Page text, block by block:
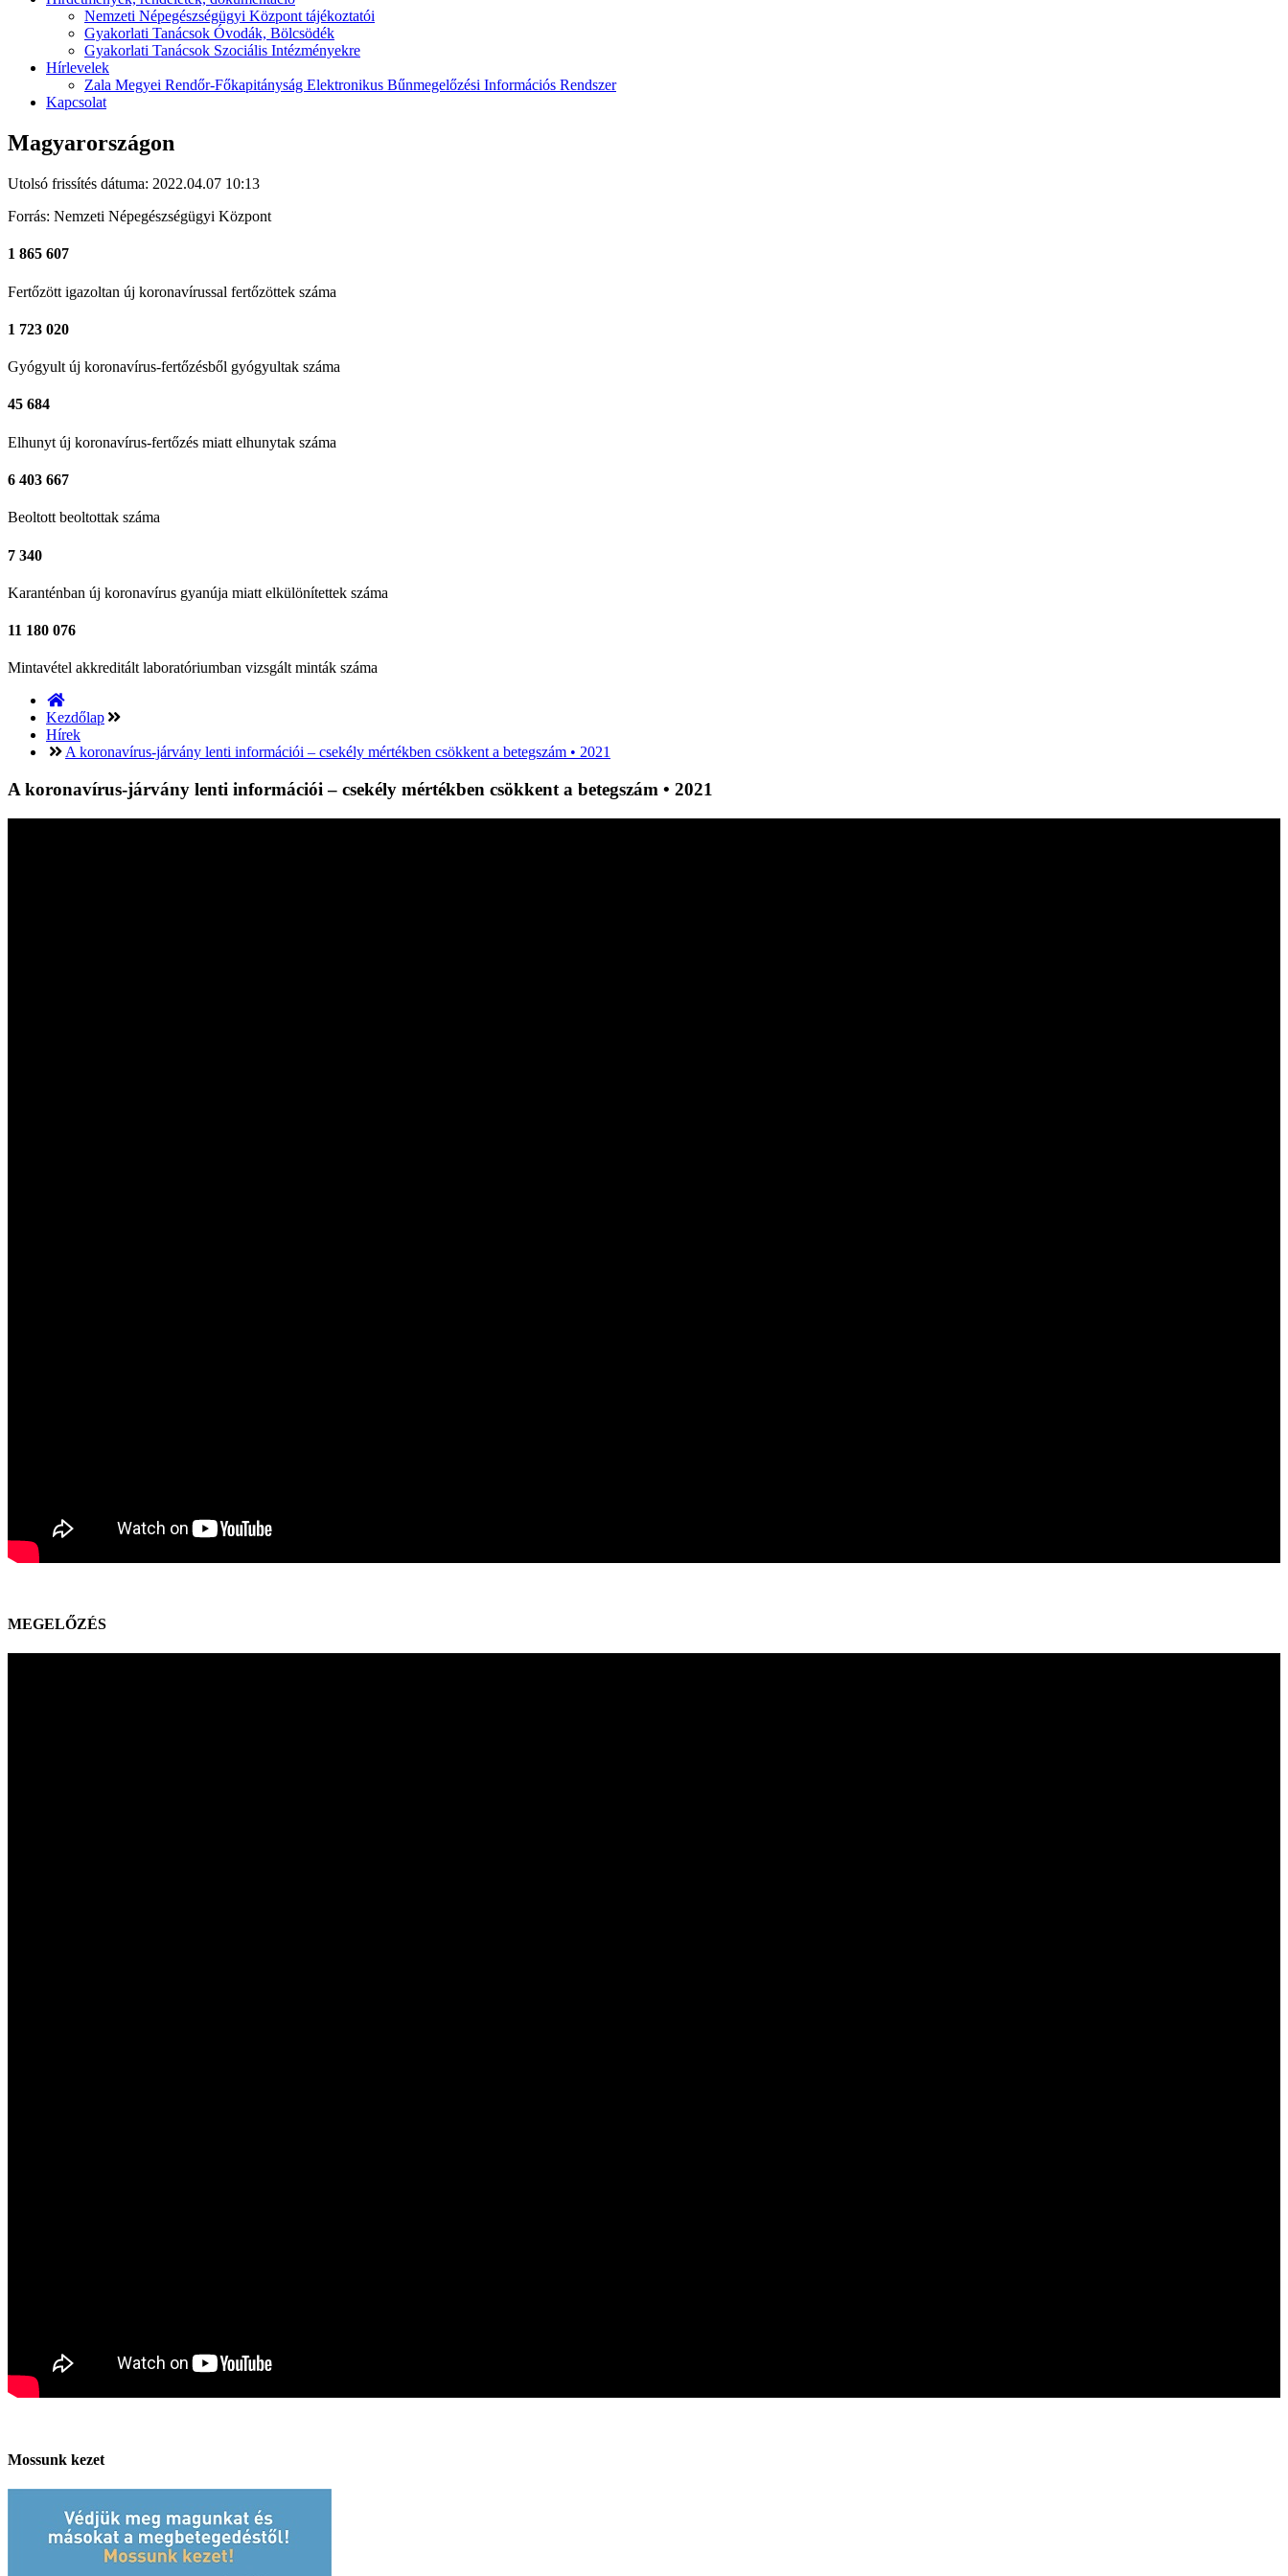
Nemzeti Népegészségügyi Központ tájékoztatói
Gyakorlati Tanácsok Óvodák, Bölcsödék
Gyakorlati Tanácsok Szociális Intézményekre
Hírlevelek
Zala Megyei Rendőr-Főkapitányság Elektronikus Bűnmegelőzési Információs Rendszer
Kapcsolat
Magyarországon
Utolsó frissítés dátuma: 2022.04.07 10:13
Forrás: Nemzeti Népegészségügyi Központ
1 865 607
Fertőzött igazoltan új koronavírussal fertőzöttek száma
1 723 020
Gyógyult új koronavírus-fertőzésből gyógyultak száma
45 684
Elhunyt új koronavírus-fertőzés miatt elhunytak száma
6 403 667
Beoltott beoltottak száma
7 340
Karanténban új koronavírus gyanúja miatt elkülönítettek száma
11 180 076
Mintavétel akkreditált laboratóriumban vizsgált minták száma
Kezdőlap
Hírek
A koronavírus-járvány lenti információi – csekély mértékben csökkent a betegszám • 2021
A koronavírus-járvány lenti információi – csekély mértékben csökkent a betegszám • 2021
MEGELŐZÉS
Mossunk kezet